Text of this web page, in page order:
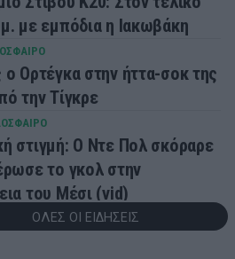
με εμπόδια η Ιακωβάκη
ο Ορτέγκα στην ήττα-σοκ της
την Τίγκρε
στιγμή: Ο Ντε Πολ σκόραρε
το γκολ στην
του Μέσι (vid)
ΟΛΕΣ ΟΙ ΕΙΔΗΣΕΙΣ